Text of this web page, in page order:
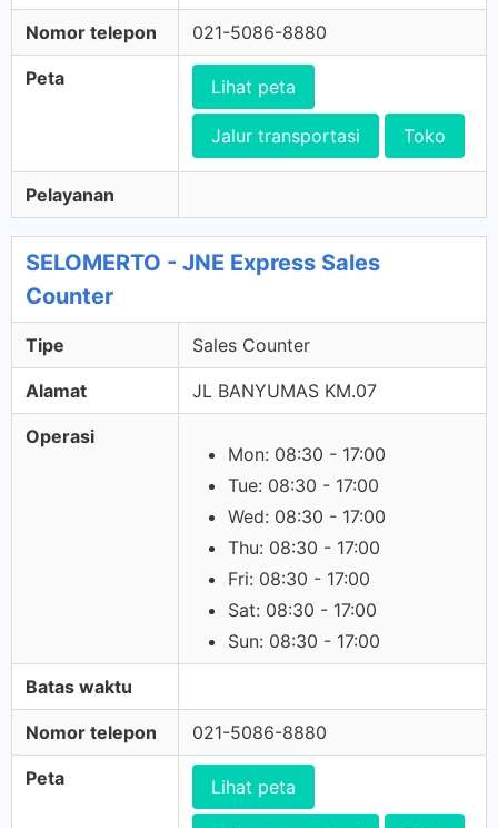
Nomor telepon 021-5086-8880
Peta Lihat peta
Jalur transportasi Toko
Pelayanan
SELOMERTO - JNE Express Sales
Counter
Tipe Sales Counter
Alamat JL BANYUMAS KM.07
Operasi
Mon: 08:30 - 17:00
Tue: 08:30 - 17:00
Wed: 08:30 - 17:00
Thu: 08:30 - 17:00
Fri: 08:30 - 17:00
Sat: 08:30 - 17:00
Sun: 08:30 - 17:00
Batas waktu
Nomor telepon 021-5086-8880
Peta Lihat peta